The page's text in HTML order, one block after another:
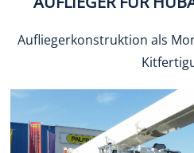
Aufliegerkonstruktion als